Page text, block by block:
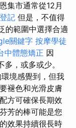
集市通常從12月
記 但是，不值得
的範圍中選擇合適
關鍵字 按摩學徒
中體態矯正 因
，或多或少。
境感覺到，但我
褪色和光滑皮膚
方可確保長期效
芳的棒可能是您
效果持續很長時